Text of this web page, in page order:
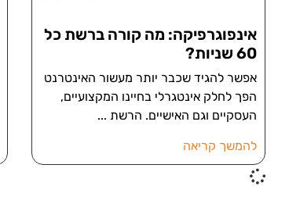
אינפוגרפיקה: מה קורה ברשת כל
60 שניות?
אפשר להגיד שכבר יותר מעשור האינטרנט
הפך לחלק אינטגרלי בחיינו המקצועיים,
העסקיים וגם האישיים. הרשת
להמשך קריאה